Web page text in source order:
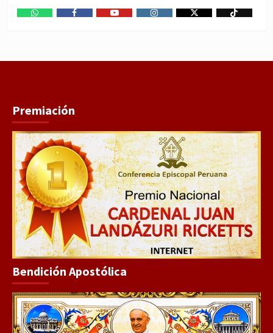
Premiación
Bendición Apostólica